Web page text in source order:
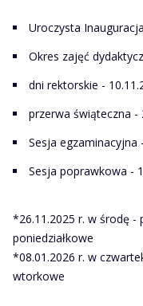
Uroczysta
Okres zajęć
dni rektorskie -
przerwa świąteczna -
Sesja egzaminacyjna
Sesja poprawkowa -
*26.11.2025 r. w środę -
poniedziałkowe
*08.01.2026 r. w
wtorkowe